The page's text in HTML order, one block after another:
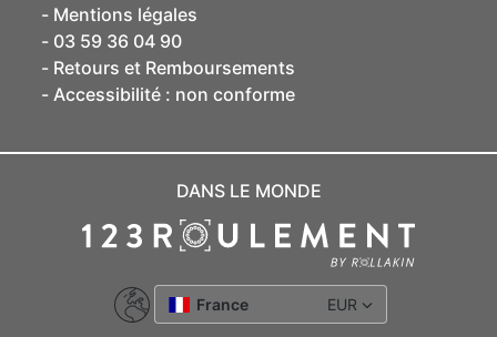
Mentions légales
03 59 36 04 90
Retours et Remboursements
Accessibilité : non conforme
DANS LE MONDE
France EUR